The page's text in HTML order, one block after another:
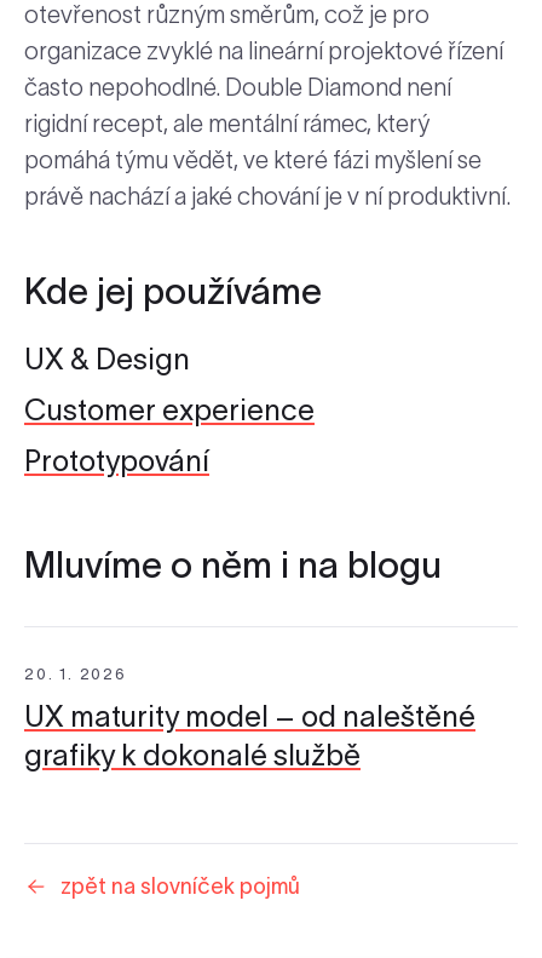
otevřenost různým směrům, což je pro
organizace zvyklé na lineární projektové řízení
často nepohodlné. Double Diamond není
rigidní recept, ale mentální rámec, který
pomáhá týmu vědět, ve které fázi myšlení se
právě nachází a jaké chování je v ní produktivní.
Kde jej používáme
UX & Design
Customer experience
Prototypování
Mluvíme o něm i na blogu
20. 1. 2026
UX maturity model – od naleštěné
grafiky k dokonalé službě
zpět na slovníček pojmů